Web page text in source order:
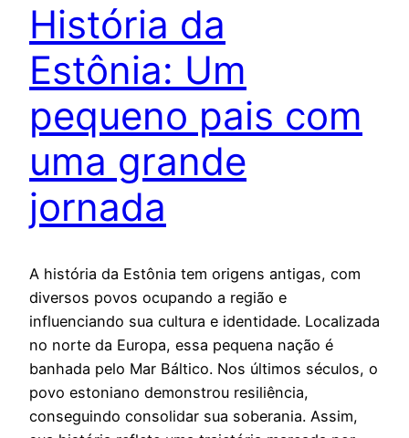
História da
Estônia: Um
pequeno pais com
uma grande
jornada
A história da Estônia tem origens antigas, com
diversos povos ocupando a região e
influenciando sua cultura e identidade. Localizada
no norte da Europa, essa pequena nação é
banhada pelo Mar Báltico. Nos últimos séculos, o
povo estoniano demonstrou resiliência,
conseguindo consolidar sua soberania. Assim,